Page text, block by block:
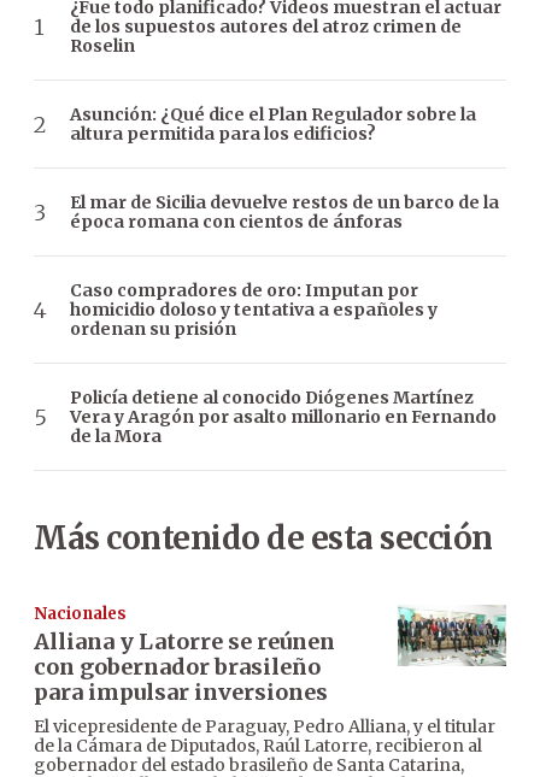
¿Fue todo planificado? Videos muestran el actuar
de los supuestos autores del atroz crimen de
Roselin
Asunción: ¿Qué dice el Plan Regulador sobre la
altura permitida para los edificios?
El mar de Sicilia devuelve restos de un barco de la
época romana con cientos de ánforas
Caso compradores de oro: Imputan por
homicidio doloso y tentativa a españoles y
ordenan su prisión
Policía detiene al conocido Diógenes Martínez
Vera y Aragón por asalto millonario en Fernando
de la Mora
Más contenido de esta sección
Nacionales
Alliana y Latorre se reúnen
con gobernador brasileño
para impulsar inversiones
El vicepresidente de Paraguay, Pedro Alliana, y el titular
de la Cámara de Diputados, Raúl Latorre, recibieron al
gobernador del estado brasileño de Santa Catarina,